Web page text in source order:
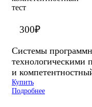
300₽
Системы
технологическими
и
Купить
Подробнее